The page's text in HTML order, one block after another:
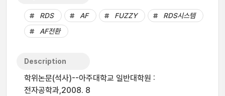
RDS AF FUZZY
RDS시스템
AF전환
Description
학위논문(석사)--아주대학교 일반대학원 :
전자공학과,2008. 8